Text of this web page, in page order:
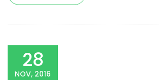
28
NOV, 2016